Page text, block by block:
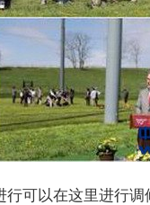
可以在这里进行调